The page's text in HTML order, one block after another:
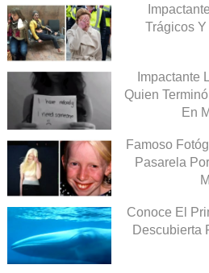
Trágicos
Impactante
Quien
En
Famoso
Pasarela
Conoce El
Descubierta